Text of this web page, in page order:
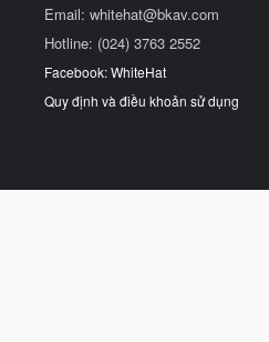
Email: whitehat@bkav.com
Hotline: (024) 3763 2552
Facebook: WhiteHat
Quy định và điều khoản sử dụng